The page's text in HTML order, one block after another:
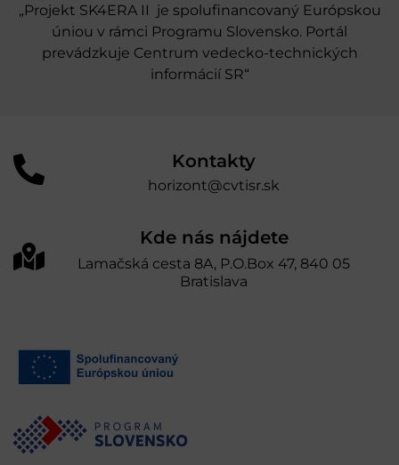
„Projekt SK4ERA II je spolufinancovaný Európskou
úniou v rámci Programu Slovensko. Portál
prevádzkuje Centrum vedecko-technických
informácií SR“
Kontakty
horizont@cvtisr.sk
Kde nás nájdete
Lamačská cesta 8A, P.O.Box 47, 840 05
Bratislava